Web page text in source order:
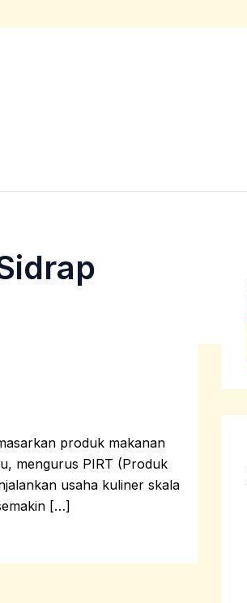
produk makanan
mengurus PIRT (Produk
usaha kuliner skala
[…]